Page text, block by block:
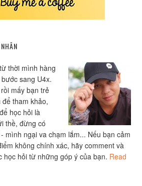
thời mình hàng
sang U4x.
mấy bạn trẻ
tham khảo,
học hỏi là
thề, đừng có
mình ngại va chạm lắm... Nếu bạn cảm
không chính xác, hãy comment và
học hỏi từ những góp ý của bạn. Read